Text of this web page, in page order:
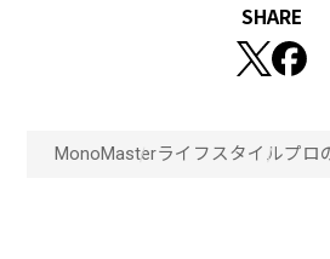
SHARE
MonoMasterライフスタイルプロ